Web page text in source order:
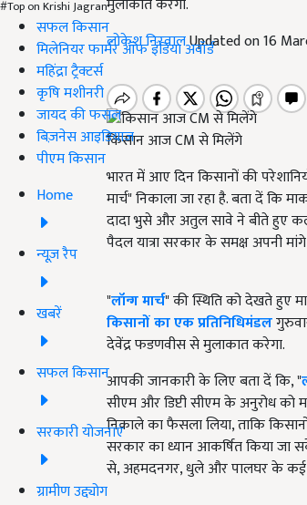
#Top on Krishi Jagran
सफल किसान
मिलेनियर फार्मर ऑफ इंडिया अवॉर्ड
महिंद्रा ट्रैक्टर्स
कृषि मशीनरी
जायद की फसल
बिज़नेस आइडियाज
पीएम किसान
Home
न्यूज़ रैप
खबरें
सफल किसान
सरकारी योजनाएं
ग्रामीण उद्द्योग
मुलाकात करेगा.
लोकेश निरवालUpdated on 16
किसान आज CM से मिलेंगे
भारत में आए दिन किसानों की
मार्च" निकाला जा रहा है. बता दें कि
दादा भुसे और अतुल सावे ने बीते हुए
पैदल यात्रा सरकार के समक्ष अपनी
"लॉन्ग मार्च" की स्थिति को देखते हुए
किसानों का एक प्रतिनिधिमंडल
देवेंद्र फडणवीस से मुलाकात करेगा.
आपकी जानकारी के लिए बता दें कि, "
सीएम और डिप्टी सीएम के अनुरोध को
निकाले का फैसला लिया, ताकि
सरकार का ध्यान आकर्षित किया जा
से, अहमदनगर, धुले और पालघर के कई